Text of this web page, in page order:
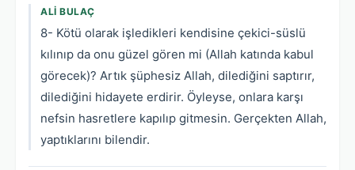
ALI BULAÇ
8- Kötü olarak işledikleri kendisine çekici-süslü
kılınıp da onu güzel gören mi (Allah katında kabul
görecek)? Artık şüphesiz Allah, dilediğini saptırır,
dilediğini hidayete erdirir. Öyleyse, onlara karşı
nefsin hasretlere kapılıp gitmesin. Gerçekten Allah,
yaptıklarını bilendir.